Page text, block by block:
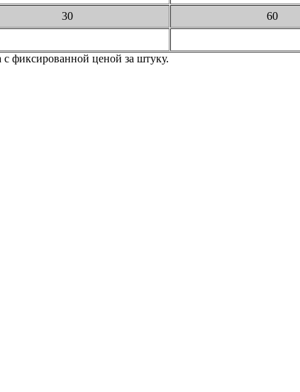
30 60
с фиксированной ценой за штуку.